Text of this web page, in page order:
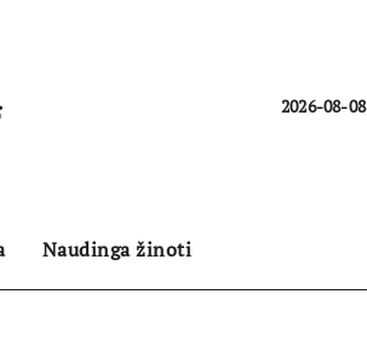
2026-08-08
Naudinga žinoti